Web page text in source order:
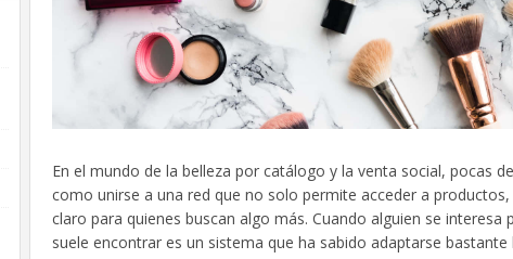
En el mundo de la belleza por catálogo y la venta social, pocas
como unirse a una red que no solo permite acceder a
claro para quienes buscan algo más. Cuando alguien se interesa
suele encontrar es un sistema que ha sabido adaptarse bastante